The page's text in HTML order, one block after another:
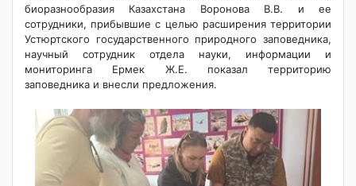
биоразнообразия Казахстана Воронова В.В. и ее
сотрудники, прибывшие с целью расширения территории
Устюртского государственного природного заповедника,
научный сотрудник отдела науки, информации и
мониторинга Ермек Ж.Е. показал территорию
заповедника и внесли предложения.